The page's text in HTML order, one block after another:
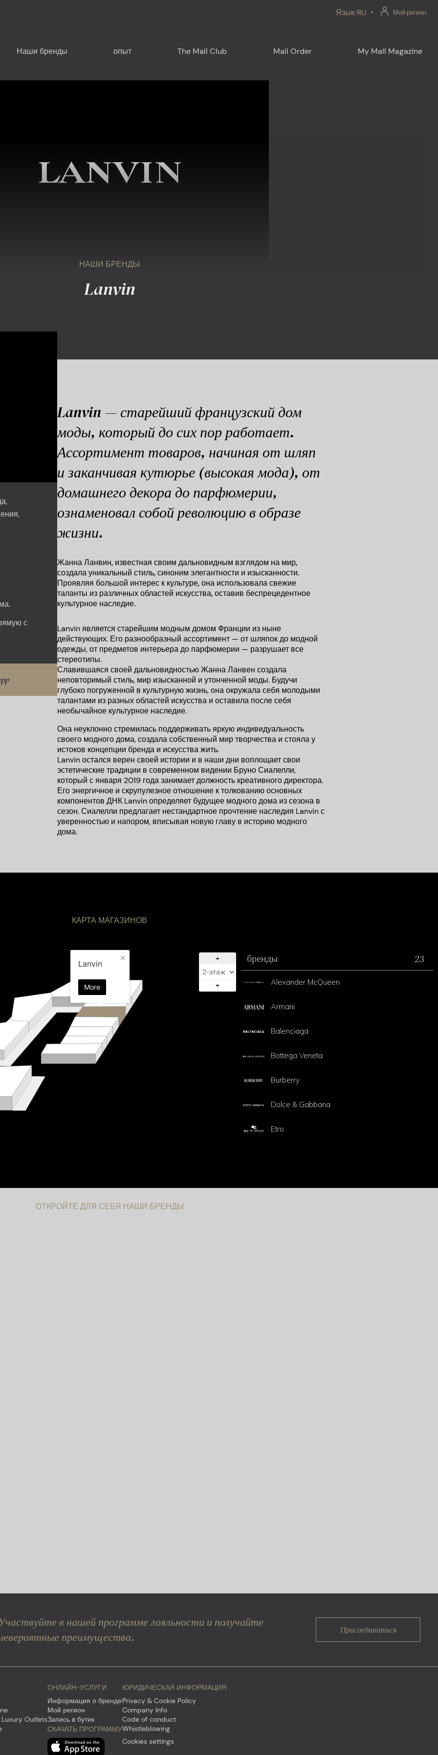
Язык:RU Мой регион
Food & Drink
Наши бренды опыт The Mall Club Mail Order My Mall Magazine
НАШИ БРЕНДЫ
Lanvin
с
Lanvin — старейший французский дом
моды, который до сих пор работает.
Ассортимент товаров, начиная от шляп
и заканчивая кутюрье (высокая мода), от
домашнего декора до парфюмерии,
ознаменовал собой революцию в образе
жизни.
Жанна Ланвин, известная своим дальновидным взглядом на мир,
создала уникальный стиль, синоним элегантности и изысканности.
Проявляя большой интерес к культуре, она использовала свежие
таланты из различных областей искусства, оставив беспрецедентное
культурное наследие.
Lanvin является старейшим модным домом Франции из ныне
действующих. Его разнообразный ассортимент — от шляпок до модной
одежды, от предметов интерьера до парфюмерии — разрушает все
стереотипы.
Славившаяся своей дальновидностью Жанна Ланвен создала
неповторимый стиль, мир изысканной и утонченной моды. Будучи
глубоко погруженной в культурную жизнь, она окружала себя молодыми
талантами из разных областей искусства и оставила после себя
необычайное культурное наследие.
Она неуклонно стремилась поддерживать яркую индивидуальность
своего модного дома, создала собственный мир творчества и стояла у
истоков концепции бренда и искусства жить.
Lanvin остался верен своей истории и в наши дни воплощает свои
эстетические традиции в современном видении Бруно Сиалелли,
который с января 2019 года занимает должность креативного директора.
Его энергичное и скрупулезное отношение к толкованию основных
компонентов ДНК Lanvin определяет будущее модного дома из сезона в
сезон. Сиалелли предлагает нестандартное прочтение наследия Lanvin с
уверенностью и напором, вписывая новую главу в историю модного
дома.
КАРТА МАГАЗИНОВ
ОТКРОЙТЕ ДЛЯ СЕБЯ НАШИ БРЕНДЫ
в нашей программе лояльности и получайте
преимущества.
Присоединиться
Luxury Outlets
ОНЛАЙН-УСЛУГИ
Информация о бренде
Мой регион
Запись в бутик
СКАЧАТЬ ПРОГРАММУ
ЮРИДИЧЕСКАЯ ИНФОРМАЦИЯ
Privacy & Cookie Policy
Company Info
Code of conduct
Whistleblowing
Cookies settings